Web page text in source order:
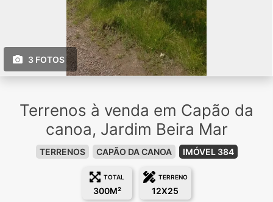
3 FOTOS
Terrenos à venda em Capão da
canoa, Jardim Beira Mar
TERRENOS CAPÃO DA CANOA IMÓVEL 384
TOTAL
300M²
TERRENO
12X25